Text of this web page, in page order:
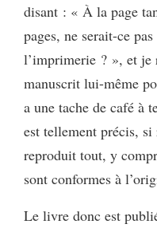
disant : « À la page
pages, ne serait-ce
l’imprimerie ? », et je
manuscrit lui-même
a une tache de café à
est tellement précis,
reproduit tout, y
sont conformes à
Le livre donc est